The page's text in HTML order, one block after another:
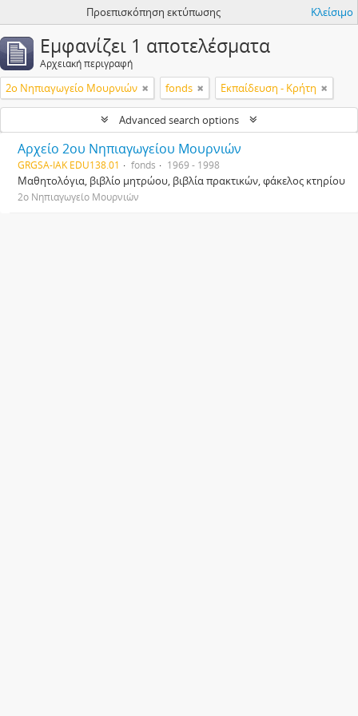
Προεπισκόπηση εκτύπωσης Κλείσιμο
Εμφανίζει 1 αποτελέσματα
Αρχειακή περιγραφή
2ο Νηπιαγωγείο Μουρνιών fonds Εκπαίδευση - Κρήτη
Advanced search options
Αρχείο 2ου Νηπιαγωγείου Μουρνιών
GRGSA-IAK EDU138.01 fonds 1969 - 1998
Μαθητολόγια, βιβλίο μητρώου, βιβλία πρακτικών, φάκελος κτηρίου
2ο Νηπιαγωγείο Μουρνιών